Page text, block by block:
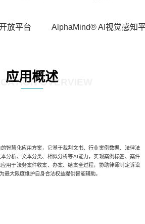
放平台 AlphaMind® AI视觉感知
应用概述OVERVIEW
智慧化应用方案，它基于裁判文书、行业案例数据、法律法
分析、文本分类、相似分析等AI能力，实现案例标签、案件
用于法务案件收案、办案、结案全过程，协助律师制定诉讼
最大限度维护自身合法权益提供智能辅助。